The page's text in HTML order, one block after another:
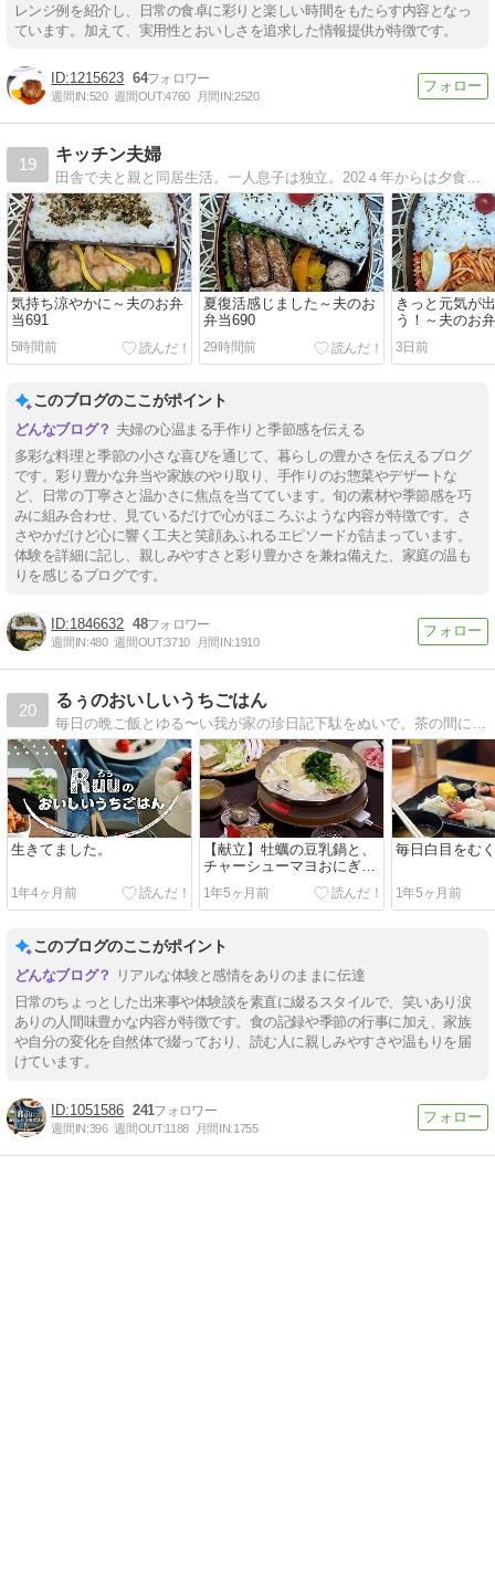
レンジ例を紹介し、日常の食卓に彩りと楽しい時間をもたらす内容となっ
ています。加えて、実用性とおいしさを追求した情報提供が特徴です。
1215623 64
週間IN:520 週間OUT:4760 月間IN:2520
19
キッチン夫婦
田舎で夫と親と同居生活。一人息子は独立。202４年からは夕食よりも夫に作ったお弁当や夫が作った朝食が主になりました。
気持ち涼やかに～夫のお弁
当691
5時間前
夏復活感じました～夫のお
弁当690
29時間前
きっと元気が
う！～夫のお
3日前
このブログのここがポイント
夫婦の心温まる手作りと季節感を伝える
多彩な料理と季節の小さな喜びを通じて、暮らしの豊かさを伝えるブログ
です。彩り豊かな弁当や家族のやり取り、手作りのお惣菜やデザートな
ど、日常の丁寧さと温かさに焦点を当てています。旬の素材や季節感を巧
みに組み合わせ、見ているだけで心がほころぶような内容が特徴です。さ
さやかだけど心に響く工夫と笑顔あふれるエピソードが詰まっています。
体験を詳細に記し、親しみやすさと彩り豊かさを兼ね備えた、家庭の温も
りを感じるブログです。
1846632 48
週間IN:480 週間OUT:3710 月間IN:1910
20
るぅのおいしいうちごはん
毎日の晩ご飯とゆる〜い我が家の珍日記下駄をぬいで。茶の間に座って。粗茶など飲む感覚で。ごゆるりとお楽しみください。
生きてました。
1年4ヶ月前
【献立】牡蠣の豆乳鍋と、
チャーシューマヨおにぎり
と、豆もやしのナムルな
ど。～みんなの機嫌が悪い
年度末～
1年5ヶ月前
毎日白目をむ
1年5ヶ月前
このブログのここがポイント
リアルな体験と感情をありのままに伝達
日常のちょっとした出来事や体験談を素直に綴るスタイルで、笑いあり涙
ありの人間味豊かな内容が特徴です。食の記録や季節の行事に加え、家族
や自分の変化を自然体で綴っており、読む人に親しみやすさや温もりを届
けています。
1051586 241
週間IN:396 週間OUT:1188 月間IN:1755